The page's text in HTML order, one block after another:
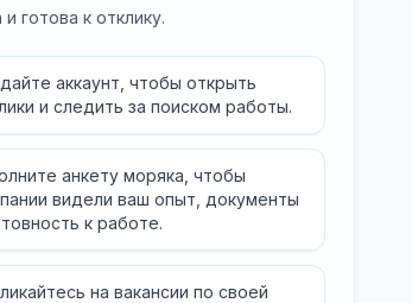
готова к отклику.
аккаунт, чтобы открыть
и следить за поиском работы.
анкету моряка, чтобы
видели ваш опыт, документы
к работе.
на вакансии по своей